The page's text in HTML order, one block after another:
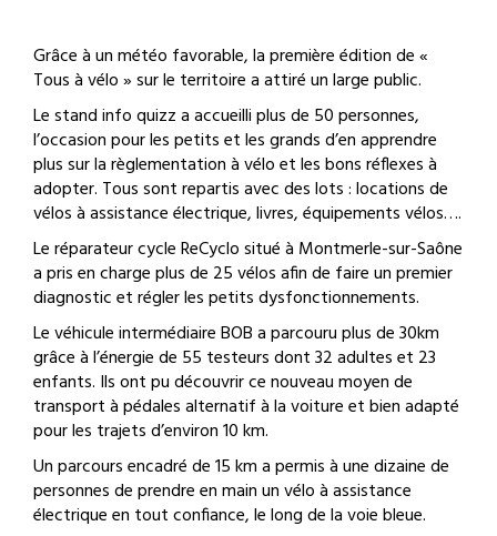
Grâce à un météo favorable, la première édition de «
Tous à vélo » sur le territoire a attiré un large public.
Le stand info quizz a accueilli plus de 50 personnes,
l’occasion pour les petits et les grands d’en apprendre
plus sur la règlementation à vélo et les bons réflexes à
adopter. Tous sont repartis avec des lots : locations de
vélos à assistance électrique, livres, équipements vélos….
Le réparateur cycle ReCyclo situé à Montmerle-sur-Saône
a pris en charge plus de 25 vélos afin de faire un premier
diagnostic et régler les petits dysfonctionnements.
Le véhicule intermédiaire BOB a parcouru plus de 30km
grâce à l’énergie de 55 testeurs dont 32 adultes et 23
enfants. Ils ont pu découvrir ce nouveau moyen de
transport à pédales alternatif à la voiture et bien adapté
pour les trajets d’environ 10 km.
Un parcours encadré de 15 km a permis à une dizaine de
personnes de prendre en main un vélo à assistance
électrique en tout confiance, le long de la voie bleue.